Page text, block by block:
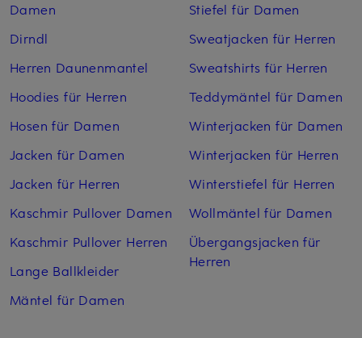
Damen
Dirndl
Herren Daunenmantel
Hoodies für Herren
Hosen für Damen
Jacken für Damen
Jacken für Herren
Kaschmir Pullover Damen
Kaschmir Pullover Herren
Lange Ballkleider
Mäntel für Damen
Stiefel für Damen
Sweatjacken für Herren
Sweatshirts für Herren
Teddymäntel für Damen
Winterjacken für Damen
Winterjacken für Herren
Winterstiefel für Herren
Wollmäntel für Damen
Übergangsjacken für
Herren